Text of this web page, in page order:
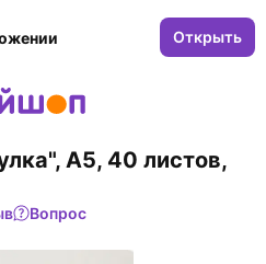
Открыть
А5, 40 листов,
Вопрос